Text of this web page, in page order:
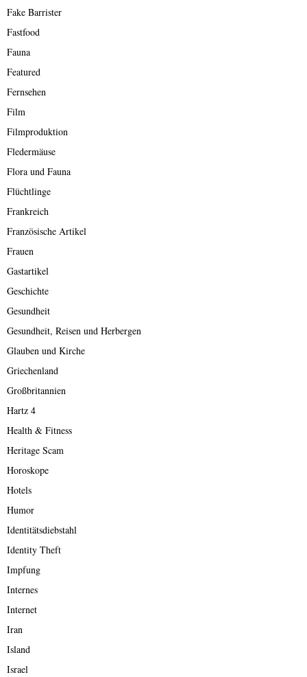
Fake Barrister
Fastfood
Fauna
Featured
Fernsehen
Film
Filmproduktion
Fledermäuse
Flora und Fauna
Flüchtlinge
Frankreich
Französische Artikel
Frauen
Gastartikel
Geschichte
Gesundheit
Gesundheit, Reisen und Herbergen
Glauben und Kirche
Griechenland
Großbritannien
Hartz 4
Health & Fitness
Heritage Scam
Horoskope
Hotels
Humor
Identitätsdiebstahl
Identity Theft
Impfung
Internes
Internet
Iran
Island
Israel